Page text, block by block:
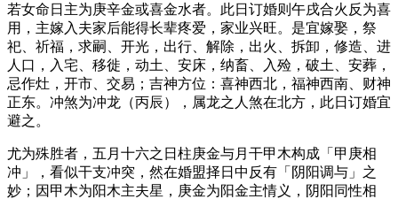
若女命日主为庚辛金或喜金水者。此日订婚则午戌合火反为喜
用，主嫁入夫家后能得长辈疼爱，家业兴旺。是宜嫁娶，祭
祀、祈福，求嗣、开光，出行、解除，出火、拆卸，修造、进
人口，入宅、移徙，动土、安床，纳畜、入殓，破土、安葬，
忌作灶，开市、交易；吉神方位：喜神西北，福神西南、财神
正东。冲煞为冲龙（丙辰），属龙之人煞在北方，此日订婚宜
避之。
尤为殊胜者，五月十六之日柱庚金与月干甲木构成「甲庚相
冲」，看似干支冲突，然在婚盟择日中反有「阴阳调与」之
妙；因甲木为阳木主夫星，庚金为阳金主情义，阴阳同性相